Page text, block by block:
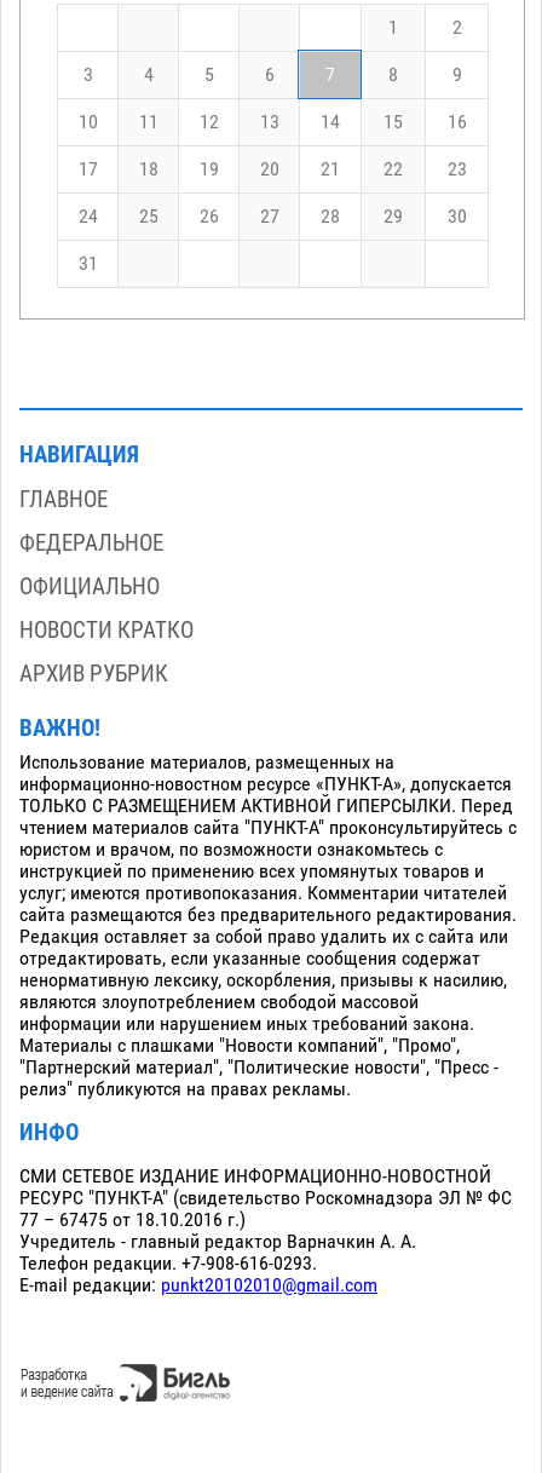
1 2
3 4 5 6 7 8 9
10 11 12 13 14 15 16
17 18 19 20 21 22 23
24 25 26 27 28 29 30
31
НАВИГАЦИЯ
ГЛАВНОЕ
ФЕДЕРАЛЬНОЕ
ОФИЦИАЛЬНО
НОВОСТИ КРАТКО
АРХИВ РУБРИК
ВАЖНО!
Использование материалов, размещенных на
информационно-новостном ресурсе «ПУНКТ-А», допускается
ТОЛЬКО С РАЗМЕЩЕНИЕМ АКТИВНОЙ ГИПЕРСЫЛКИ. Перед
чтением материалов сайта "ПУНКТ-А" проконсультируйтесь с
юристом и врачом, по возможности ознакомьтесь с
инструкцией по применению всех упомянутых товаров и
услуг; имеются противопоказания. Комментарии читателей
сайта размещаются без предварительного редактирования.
Редакция оставляет за собой право удалить их с сайта или
отредактировать, если указанные сообщения содержат
ненормативную лексику, оскорбления, призывы к насилию,
являются злоупотреблением свободой массовой
информации или нарушением иных требований закона.
Материалы с плашками "Новости компаний", "Промо",
"Партнерский материал", "Политические новости", "Пресс -
релиз" публикуются на правах рекламы.
ИНФО
СМИ СЕТЕВОЕ ИЗДАНИЕ ИНФОРМАЦИОННО-НОВОСТНОЙ
РЕСУРС "ПУНКТ-А" (свидетельство Роскомнадзора ЭЛ № ФС
77 – 67475 от 18.10.2016 г.)
Учредитель - главный редактор Варначкин А. А.
Телефон редакции. +7-908-616-0293.
E-mail редакции: punkt20102010@gmail.com